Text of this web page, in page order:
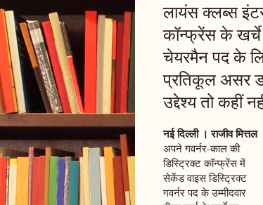
लायंस क्लब्स
कॉन्फ्रेंस के
चेयरमैन पद के
प्रतिकूल असर
उद्देश्य तो कहीं
नई दिल्ली । राजीव मित्तल
अपने गवर्नर-काल की
डिस्ट्रिक्ट कॉन्फ्रेंस में
सेकेंड वाइस डिस्ट्रिक्ट
गवर्नर पद के उम्मीदवार